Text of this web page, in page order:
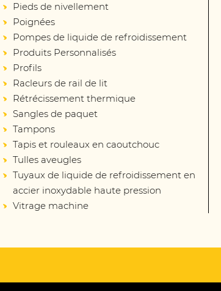
Pieds de nivellement
Poignées
Pompes de liquide de refroidissement
Produits Personnalisés
Profils
Racleurs de rail de lit
Rétrécissement thermique
Sangles de paquet
Tampons
Tapis et rouleaux en caoutchouc
Tulles aveugles
Tuyaux de liquide de refroidissement en
accier inoxydable haute pression
Vitrage machine